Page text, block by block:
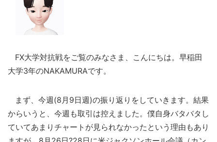
FX大学対抗戦をご覧のみなさま、こんにちは。早稲田
大学3年のNAKAMURAです。
まず、今週(8月9日週)の振り返りをしていきます。結果
からいうと、今週も取引は控えました。僕自身バタバタし
ていてあまりチャートが見られなかったという理由もあり